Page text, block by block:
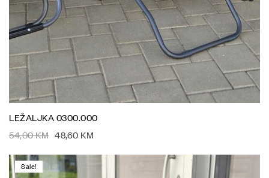
LEŽALJKA 0300.000
54,00KM 48,60 KM
Sale!